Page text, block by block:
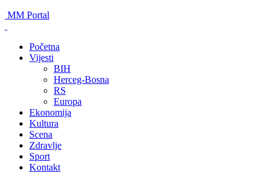
MM Portal
Početna
Vijesti
BIH
Herceg-Bosna
RS
Europa
Ekonomija
Kultura
Scena
Zdravlje
Sport
Kontakt